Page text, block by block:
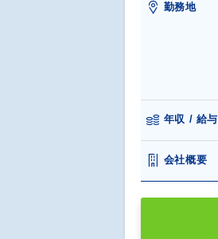
勤務地
年収 / 給与
会社概要